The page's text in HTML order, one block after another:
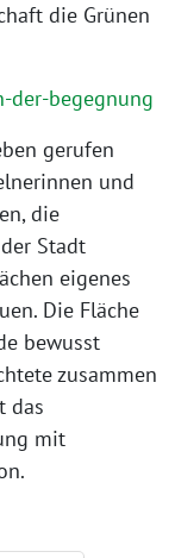
die Grünen
der-begegnung
gerufen
und
die
Stadt
eigenes
Die Fläche
bewusst
zusammen
das
mit